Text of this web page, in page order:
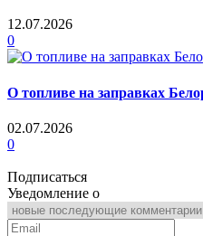
12.07.2026
0
О топливе на заправках
02.07.2026
0
Подписаться
Уведомление о